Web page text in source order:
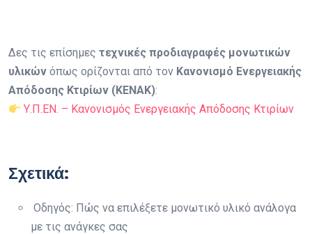
Δες τις επίσημες τεχνικές προδιαγραφές μονωτικών
υλικών όπως ορίζονται από τον Κανονισμό Ενεργειακής
Απόδοσης Κτιρίων (ΚΕΝΑΚ):
Υ.Π.ΕΝ. – Κανονισμός Ενεργειακής Απόδοσης Κτιρίων
Σχετικά:
Οδηγός: Πώς να επιλέξετε μονωτικό υλικό ανάλογα
με τις ανάγκες σας